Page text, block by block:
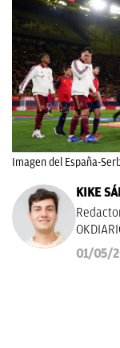
Imagen del España-
KIKE
deporte
01/05/